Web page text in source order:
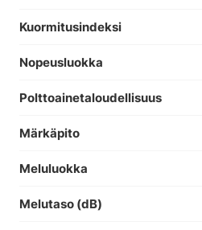
Kuormitusindeksi
Nopeusluokka
Polttoainetaloudellisuus
Märkäpito
Meluluokka
Melutaso (dB)